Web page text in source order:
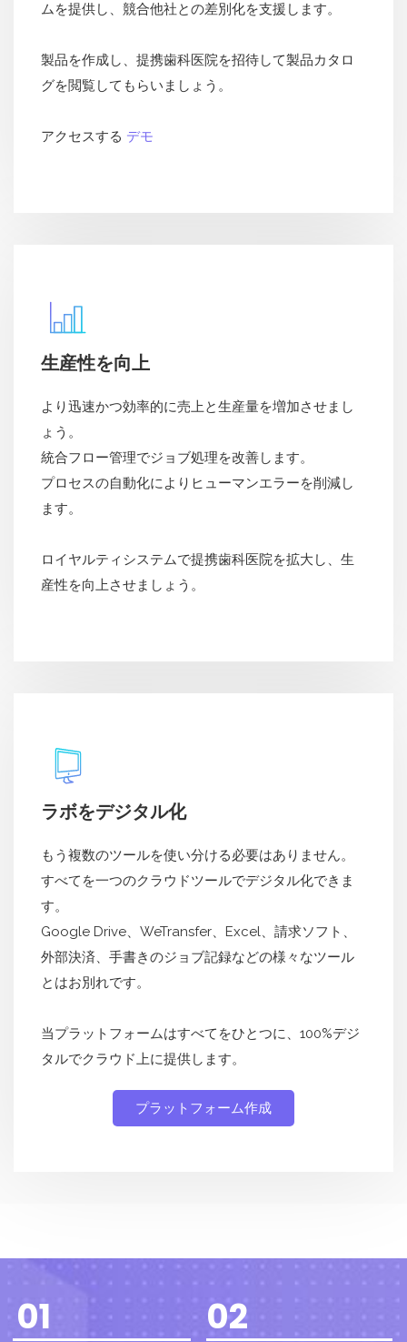
ムを提供し、競合他社との差別化を支援します。
製品を作成し、提携歯科医院を招待して製品カタロ
グを閲覧してもらいましょう。
アクセスする デモ
生産性を向上
より迅速かつ効率的に売上と生産量を増加させまし
ょう。
統合フロー管理でジョブ処理を改善します。
プロセスの自動化によりヒューマンエラーを削減し
ます。
ロイヤルティシステムで提携歯科医院を拡大し、生
産性を向上させましょう。
ラボをデジタル化
もう複数のツールを使い分ける必要はありません。
すべてを一つのクラウドツールでデジタル化できま
す。
Google Drive、WeTransfer、Excel、請求ソフト、
外部決済、手書きのジョブ記録などの様々なツール
とはお別れです。
当プラットフォームはすべてをひとつに、100%デジ
タルでクラウド上に提供します。
プラットフォーム作成
01 02